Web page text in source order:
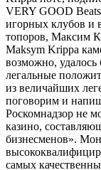
VERY GOOD
игорных клубов и
топоров, Максим
Maksym Krippa
возможно, удалось
легальные
из величайших
поговорим и
Роскомнадзор не
казино,
бизнесменов».
самых